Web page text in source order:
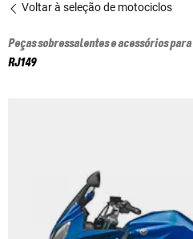
Voltar à seleção de motociclos
Peças sobressalentes e acessórios para
RJ149